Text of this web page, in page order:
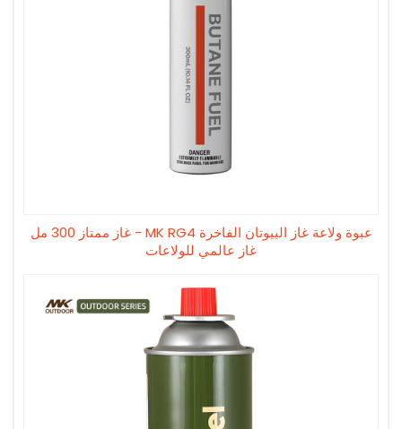
عبوة ولاعة غاز البيوتان الفاخرة MK RG4 - غاز ممتاز 300 مل
غاز عالمي للولاعات